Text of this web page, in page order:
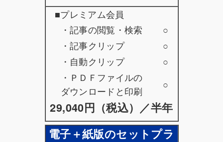
■プレミアム会員
・記事の閲覧・検索
○
・記事クリップ
○
・自動クリップ
○
・ＰＤＦファイルの
ダウンロードと印刷
○
29,040円（税込）／半年
電子＋紙版のセットプラ